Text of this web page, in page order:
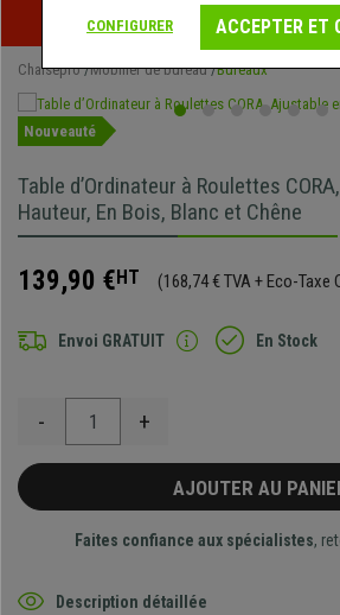
exclusives pour une durée
Chaisepro Mobilier de bureau Bureaux
Nouveauté
Table d’Ordinateur à Roulettes
Hauteur, En Bois, Blanc et Chêne
139,90 €HT (168,74 € TVA + Eco-Taxe
Envoi GRATUIT En Stock
- +
AJOUTER AU
Faites confiance aux spécialistes,
Description détaillée
CONFIGURER ACCEPTER ET